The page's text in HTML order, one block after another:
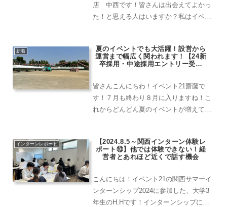
店 中西です！皆さんは出会えてよかっ
た！と思える人はいますか？私はイベン
細な事でも爆笑しあえる同期、どんなこ
とにも全力で挑戦する後...
新着
夏のイベントでも大活躍！設営から
運営まで幅広く関われます！【24新
卒採用・中途採用エントリー受付
皆さんこんにちわ！イベント21齋藤で
す！７月も終わり８月に入りますね！こ
れからどんどん夏のイベントが増えてき
自分が行ってきたイベントを紹介ていこ
うと思います！まず夏と言...
インターンレポート
【2024.8.5～関西インターン体験レ
ポート⑩】他では体験できない！経
営者とあれほど近くで話す機会
こんにちは！イベント21の関西サマーイ
ンターンシップ2024に参加した、大学3
年生のH.Hです！インターンシップにチ